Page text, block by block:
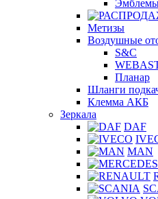
Метизы
Воздушные
S&C
Планар
Шланги
Клемма АКБ
Зеркала
DAF
MAN